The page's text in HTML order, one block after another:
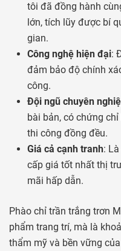
tôi đã đồng hành
lớn, tích lũy được bí
gian.
Công nghệ hiện đại:
đảm bảo độ chính
công.
Đội ngũ chuyên
bài bản, có chứng
thi công đồng đều.
Giá cả cạnh tranh:
cấp giá tốt nhất thị
mãi hấp dẫn.
Phào chỉ trần trắng trơn
phẩm trang trí, mà là
thẩm mỹ và bền vững